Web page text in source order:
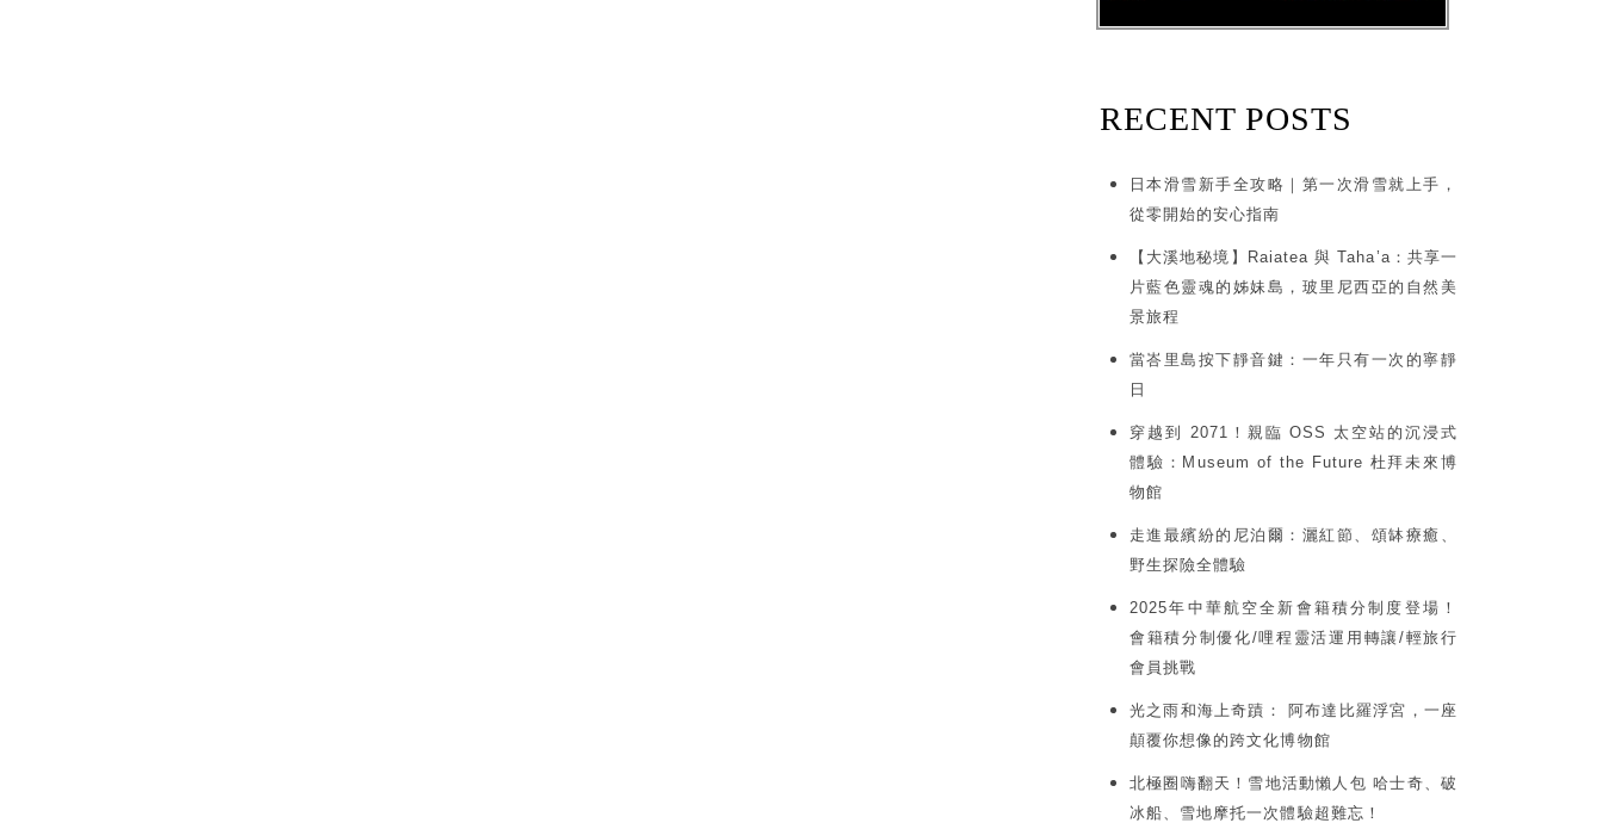
RECENT POSTS
日本滑雪新手全攻略｜第一次滑雪就上手，
從零開始的安心指南
【大溪地秘境】Raiatea 與 Taha’a：共享一
片藍色靈魂的姊妹島，玻里尼西亞的自然美
景旅程
當峇里島按下靜音鍵：一年只有一次的寧靜
日
穿越到 2071！親臨 OSS 太空站的沉浸式
體驗：Museum of the Future 杜拜未來博
物館
走進最繽紛的尼泊爾：灑紅節、頌缽療癒、
野生探險全體驗
2025年中華航空全新會籍積分制度登場！
會籍積分制優化/哩程靈活運用轉讓/輕旅行
會員挑戰
光之雨和海上奇蹟： 阿布達比羅浮宮，一座
顛覆你想像的跨文化博物館
北極圈嗨翻天！雪地活動懶人包 哈士奇、破
冰船、雪地摩托一次體驗超難忘！